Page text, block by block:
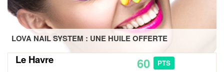
LOVA NAIL SYSTEM : UNE HUILE OFFERTE
Le Havre 60 PTS